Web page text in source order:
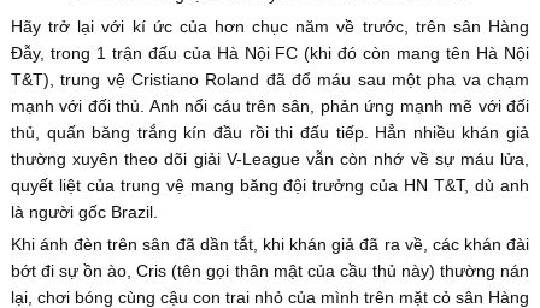
Hãy trở lại với kí ức của hơn chục năm về trước, trên sân Hàng
Đẫy, trong 1 trận đấu của Hà Nội FC (khi đó còn mang tên Hà Nội
T&T), trung vệ Cristiano Roland đã đổ máu sau một pha va chạm
mạnh với đối thủ. Anh nổi cáu trên sân, phản ứng mạnh mẽ với đối
thủ, quấn băng trắng kín đầu rồi thi đấu tiếp. Hẳn nhiều khán giả
thường xuyên theo dõi giải V-League vẫn còn nhớ về sự máu lửa,
quyết liệt của trung vệ mang băng đội trưởng của HN T&T, dù anh
là người gốc Brazil.
Khi ánh đèn trên sân đã dần tắt, khi khán giả đã ra về, các khán đài
bớt đi sự ồn ào, Cris (tên gọi thân mật của cầu thủ này) thường nán
lại, chơi bóng cùng cậu con trai nhỏ của mình trên mặt cỏ sân Hàng